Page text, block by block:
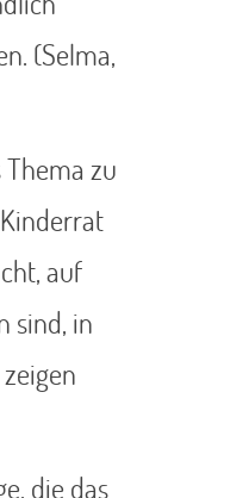
(Selma,
zu
auf
sind, in
die das